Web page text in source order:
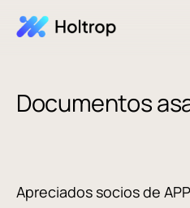
Documentos
Apreciados socios de